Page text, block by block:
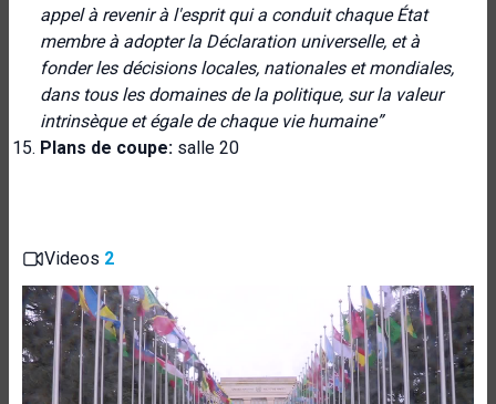
appel à revenir à l'esprit qui a conduit chaque État
membre à adopter la Déclaration universelle, et à
fonder les décisions locales, nationales et mondiales,
dans tous les domaines de la politique, sur la valeur
intrinsèque et égale de chaque vie humaine”
Plans de coupe: salle 20
Videos 2